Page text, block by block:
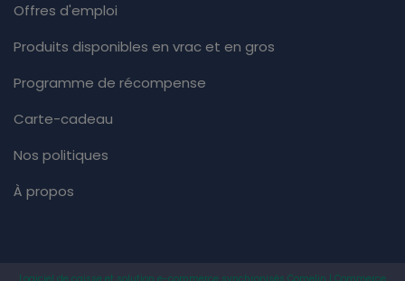
Offres d'emploi
Produits disponibles en vrac et en gros
Programme de récompense
Carte-cadeau
Nos politiques
À propos